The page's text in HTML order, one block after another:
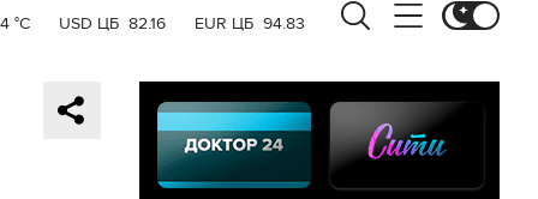
°C USD ЦБ 82.16 EUR ЦБ 94.83